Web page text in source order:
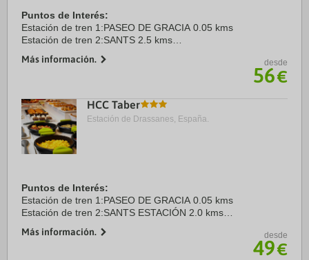
Puntos de Interés:
Estación de tren 1:PASEO DE GRACIA 0.05 kms
Estación de tren 2:SANTS 2.5 kms
Puerto:MUELLE DE BARCELONA 2.0 kms
Más información. desde
56€
HCC Taber
Estación de Drassanes, España.
Puntos de Interés:
Estación de tren 1:PASEO DE GRACIA 0.05 kms
Estación de tren 2:SANTS ESTACIÓN 2.0 kms
Puerto:MUELLE DE BARCELONA 2.0 kms
Más información. desde
49€